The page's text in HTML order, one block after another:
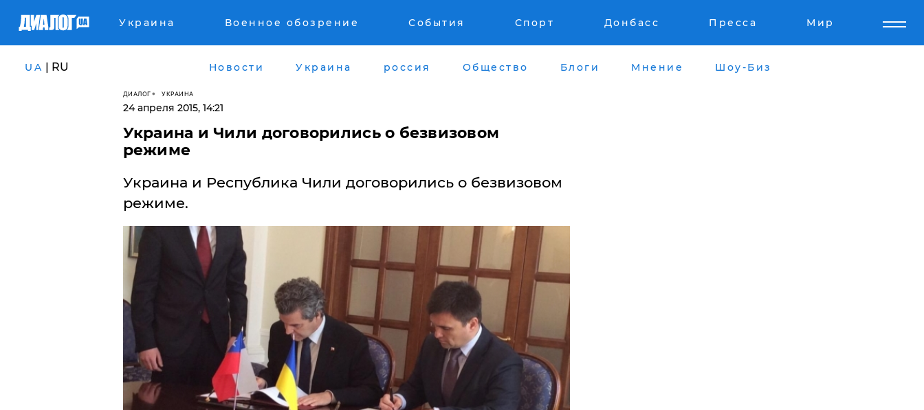
Украина Военное обозрение События Спорт Донбасс Пресса Мир
UA | RU Новости Украина россия Общество Блоги Мнение Шоу-Биз
ДИАЛОГ УКРАИНА
24 апреля 2015, 14:21
Украина и Чили договорились о безвизовом
режиме
Украина и Республика Чили договорились о безвизовом
режиме.